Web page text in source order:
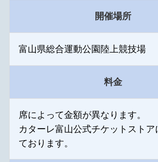
開催場所
富山県総合運動公園陸上競技場
料金
席によって金額が異なります。
カターレ富山公式チケットストア
ております。